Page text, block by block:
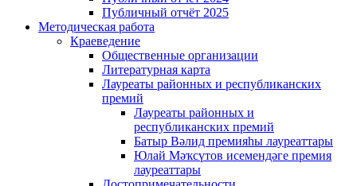
Публичный отчёт 2025
Методическая работа
Краеведение
Общественные организации
Литературная карта
Лауреаты районных и республиканских
премий
Лауреаты районных и
республиканских премий
Батыр Вәлид премияһы лауреаттары
Юлай Мәҡсүтов исемендәге премия
лауреаттары